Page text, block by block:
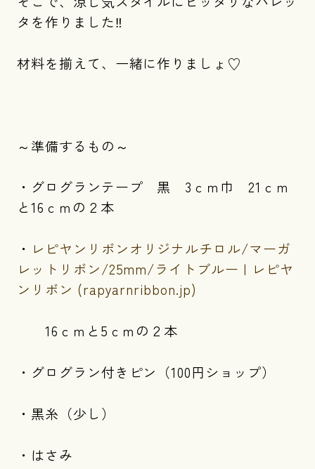
タを作りました‼
材料を揃えて、一緒に作りましょ♡
～準備するもの～
・グログランテープ 黒 3ｃｍ巾 21ｃｍ
と16ｃｍの２本
・ レピヤンリボンオリジナルチロル/マーガ
レットリボン/25mm/ライトブルー | レピヤ
ンリボン (rapyarnribbon.jp)
16ｃｍと5ｃｍの２本
・グログラン付きピン（100円ショップ）
・黒糸（少し）
・はさみ